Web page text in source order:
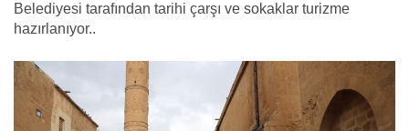
Belediyesi tarafından tarihi çarşı ve sokaklar turizme
hazırlanıyor..